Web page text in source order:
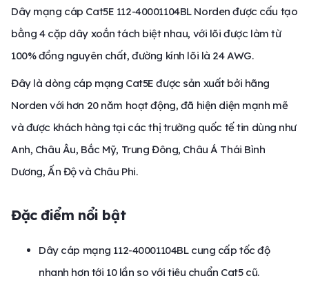
Dây mạng cáp Cat5E 112-40001104BL Norden được cấu tạo
bằng 4 cặp dây xoắn tách biệt nhau, với lõi được làm từ
100% đồng nguyên chất, đường kính lõi là 24 AWG.
Đây là dòng cáp mạng Cat5E được sản xuất bởi hãng
Norden với hơn 20 năm hoạt động, đã hiện diện mạnh mẽ
và được khách hàng tại các thị trường quốc tế tin dùng như
Anh, Châu Âu, Bắc Mỹ, Trung Đông, Châu Á Thái Bình
Dương, Ấn Độ và Châu Phi.
Đặc điểm nổi bật
Dây cáp mạng 112-40001104BL cung cấp tốc độ
nhanh hơn tới 10 lần so với tiêu chuẩn Cat5 cũ.